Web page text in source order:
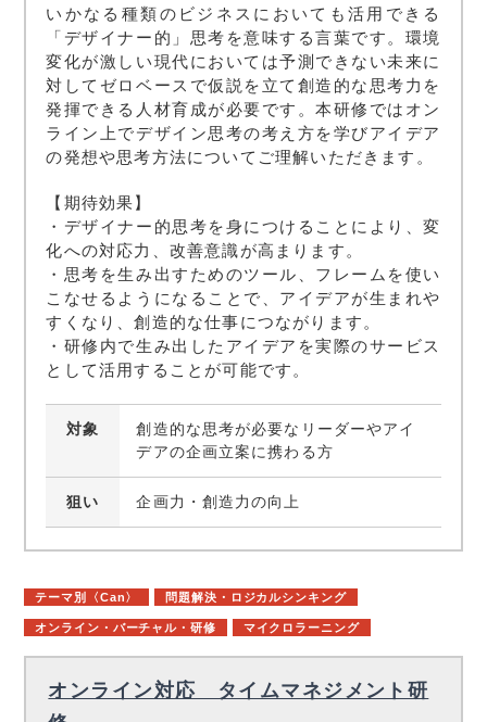
いかなる種類のビジネスにおいても活用できる
「デザイナー的」思考を意味する言葉です。環境
変化が激しい現代においては予測できない未来に
対してゼロベースで仮説を立て創造的な思考力を
発揮できる人材育成が必要です。本研修ではオン
ライン上でデザイン思考の考え方を学びアイデア
の発想や思考方法についてご理解いただきます。
【期待効果】
・デザイナー的思考を身につけることにより、変
化への対応力、改善意識が高まります。
・思考を生み出すためのツール、フレームを使い
こなせるようになることで、アイデアが生まれや
すくなり、創造的な仕事につながります。
・研修内で生み出したアイデアを実際のサービス
として活用することが可能です。
対象
創造的な思考が必要なリーダーやアイ
デアの企画立案に携わる方
狙い 企画力・創造力の向上
テーマ別〈Can〉 問題解決・ロジカルシンキング
オンライン・バーチャル・研修 マイクロラーニング
オンライン対応 タイムマネジメント研